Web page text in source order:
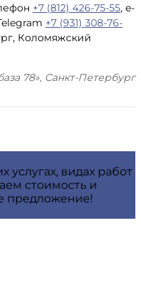
+7 (812) 426-75-55, e-
+7 (931) 308-76-
Коломяжский
78», Санкт-Петербург
видах работ
стоимость и
предложение!